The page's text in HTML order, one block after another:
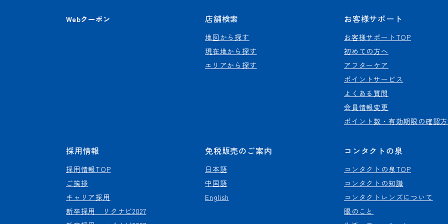
Webクーポン 店舗検索
地図から探す
現在地から探す
エリアから探す
お客様サポート
お客様サポートTOP
初めての方へ
アフターケア
ポイントサービス
よくある質問
会員情報変更
ポイント数・有効期限の確認
採用情報
採用情報TOP
ご挨拶
キャリア採用
新卒採用 リクナビ2027
免税販売のご案内
日本語
中国語
English
コンタクトの泉
コンタクトの泉TOP
コンタクトの知識
コンタクトレンズについて
眼のこと